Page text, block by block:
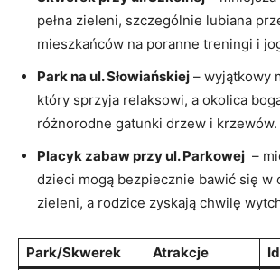
pełna zieleni, szczególnie lubiana
mieszkańców​ na poranne treningi i
Park na ul. ⁤Słowiańskiej – wyjątkowy
który sprzyja‍ relaksowi, a okolica
różnorodne gatunki drzew i ‍krzewów.
Placyk zabaw przy ‍ul. Parkowej
–
dzieci mogą bezpiecznie bawić się w
zieleni, a ⁤rodzice zyskają chwilę
Park/Skwerek Atrakcje